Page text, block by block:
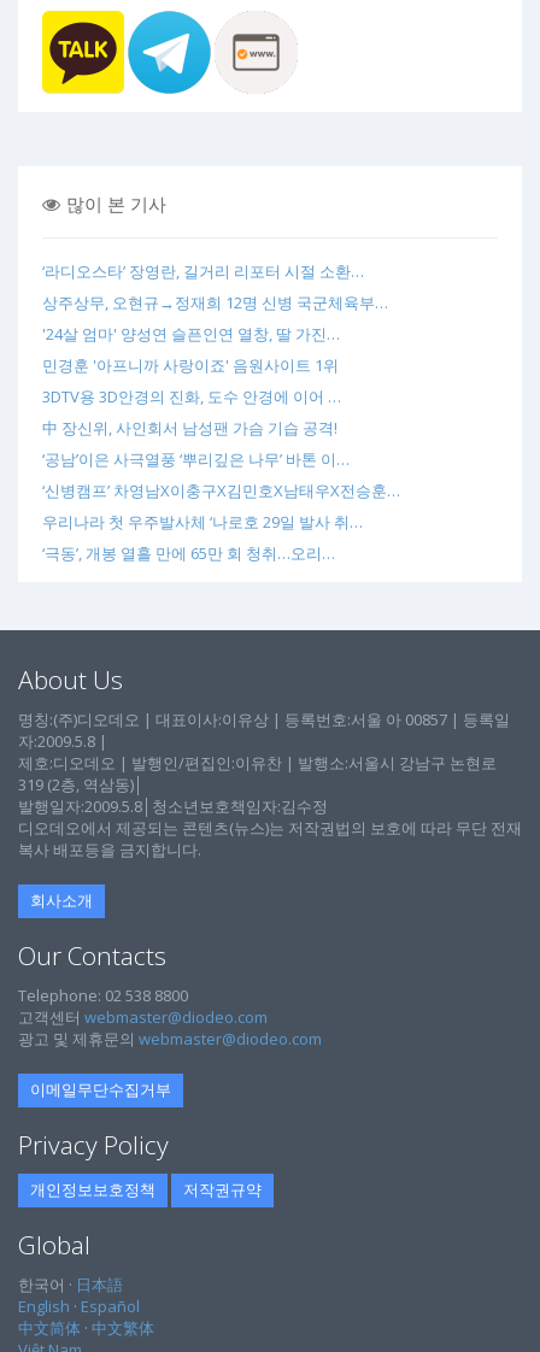
많이 본 기사
‘라디오스타’ 장영란, 길거리 리포터 시절 소환…
상주상무, 오현규→정재희 12명 신병 국군체육부…
'24살 엄마' 양성연 슬픈인연 열창, 딸 가진…
민경훈 '아프니까 사랑이죠' 음원사이트 1위
3DTV용 3D안경의 진화, 도수 안경에 이어 …
中 장신위, 사인회서 남성팬 가슴 기습 공격!
‘공남’이은 사극열풍 ‘뿌리깊은 나무’ 바톤 이…
‘신병캠프’ 차영남X이충구X김민호X남태우X전승훈…
우리나라 첫 우주발사체 ‘나로호 29일 발사 취…
‘극동’, 개봉 열흘 만에 65만 회 청취…오리…
About Us
명칭:(주)디오데오 | 대표이사:이유상 | 등록번호:서울 아 00857 | 등록일
자:2009.5.8 |
제호:디오데오 | 발행인/편집인:이유찬 | 발행소:서울시 강남구 논현로
319 (2층, 역삼동)│
발행일자:2009.5.8│청소년보호책임자:김수정
디오데오에서 제공되는 콘텐츠(뉴스)는 저작권법의 보호에 따라 무단 전재
복사 배포등을 금지합니다.
회사소개
Our Contacts
Telephone: 02 538 8800
고객센터 webmaster@diodeo.com
광고 및 제휴문의 webmaster@diodeo.com
이메일무단수집거부
Privacy Policy
개인정보보호정책 저작권규약
Global
한국어 · 日本語
English · Español
中文简体 · 中文繁体